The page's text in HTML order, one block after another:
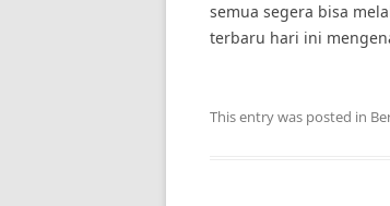
semua segera bisa
terbaru hari ini
This entry was posted in